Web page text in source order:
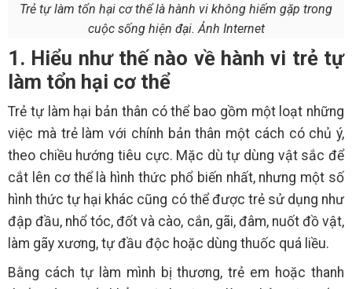
Trẻ tự làm tổn hại cơ thể là hành vi không hiếm gặp trong
cuộc sống hiện đại. Ảnh Internet
1. Hiểu như thế nào về hành vi trẻ tự
làm tổn hại cơ thể
Trẻ tự làm hại bản thân có thể bao gồm một loạt những
việc mà trẻ làm với chính bản thân một cách có chủ ý,
theo chiều hướng tiêu cực. Mặc dù tự dùng vật sắc để
cắt lên cơ thể là hình thức phổ biến nhất, nhưng một số
hình thức tự hại khác cũng có thể được trẻ sử dụng như
đập đầu, nhổ tóc, đốt và cào, cắn, gãi, đâm, nuốt đồ vật,
làm gãy xương, tự đầu độc hoặc dùng thuốc quá liều.
Bằng cách tự làm mình bị thương, trẻ em hoặc thanh